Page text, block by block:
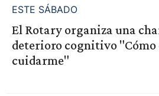
ESTE SÁBADO
El Rotary organiza una
deterioro cognitivo
cuidarme"